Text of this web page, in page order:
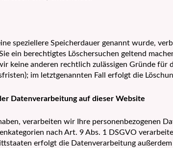
speziellere Speicherdauer genannt wurde,
ein berechtigtes Löschersuchen geltend
keine anderen rechtlich zulässigen Gründe für
im letztgenannten Fall erfolgt die
Datenverarbeitung auf dieser Website
verarbeiten wir Ihre personenbezogenen
nach Art. 9 Abs. 1 DSGVO
erfolgt die Datenverarbeitung